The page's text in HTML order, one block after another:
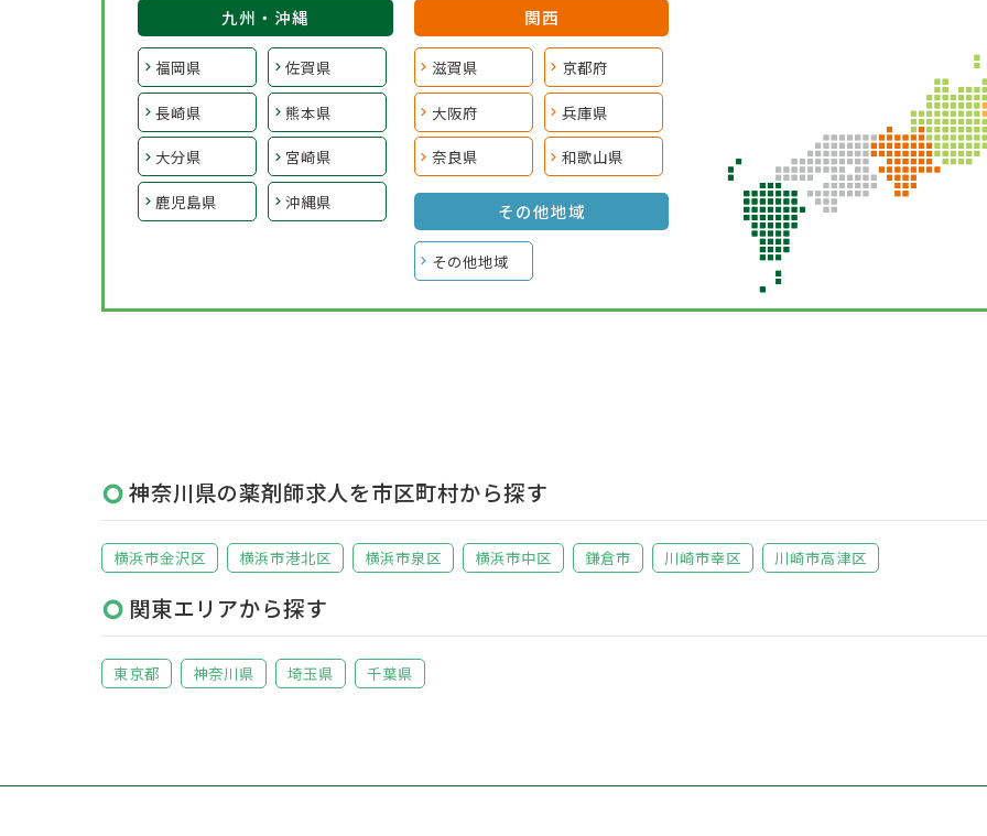
九州・沖縄
福岡県 佐賀県
長崎県 熊本県
大分県 宮崎県
鹿児島県 沖縄県
関西
滋賀県 京都府
大阪府 兵庫県
奈良県 和歌山県
その他地域
その他地域
神奈川県の薬剤師求人を市区町村から探す
横浜市金沢区 横浜市港北区 横浜市泉区 横浜市中区 鎌倉市 川崎市幸区 川崎市高津区
関東エリアから探す
東京都 神奈川県 埼玉県 千葉県